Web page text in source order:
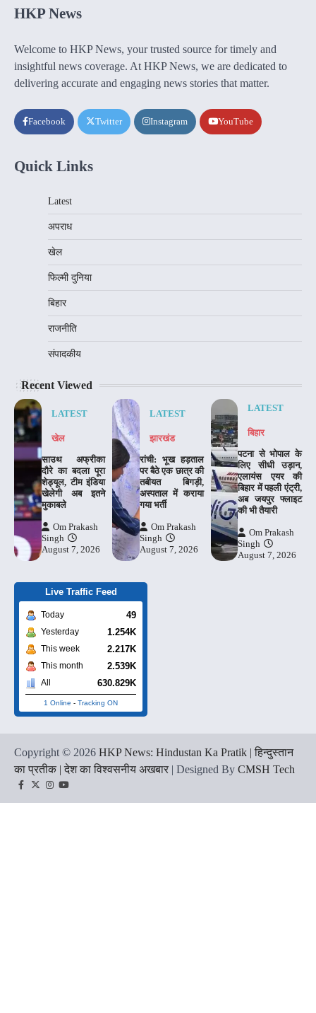
HKP News
Welcome to HKP News, your trusted source for timely and
insightful news coverage. At HKP News, we are dedicated to
delivering accurate and engaging news stories that matter.
Facebook Twitter Instagram YouTube
Quick Links
Latest
अपराध
खेल
फिल्मी दुनिया
बिहार
राजनीति
संपादकीय
Recent Viewed
LATEST
खेल
साउथ अफ्रीका
दौरे का बदला पूरा
शेड्यूल, टीम इंडिया
खेलेगी अब इतने
मुकाबले
Om Prakash
Singh
August 7, 2026
LATEST
झारखंड
रांची: भूख हड़ताल
पर बैठे एक छात्र की
तबीयत बिगड़ी,
अस्पताल में कराया
गया भर्ती
Om Prakash
Singh
August 7, 2026
LATEST
बिहार
पटना से भोपाल के
लिए सीधी उड़ान,
एलायंस एयर की
बिहार में पहली एंट्री,
अब जयपुर फ्लाइट
की भी तैयारी
Om Prakash
Singh
August 7, 2026
Live Traffic Feed
Today 49
Yesterday 1.254K
This week 2.217K
This month 2.539K
All 630.829K
1 Online - Tracking ON
Copyright © 2026 HKP News: Hindustan Ka Pratik | हिन्दुस्तान
का प्रतीक | देश का विश्वसनीय अखबार | Designed By CMSH Tech
Facebook
TwitterInstagram
YouTube